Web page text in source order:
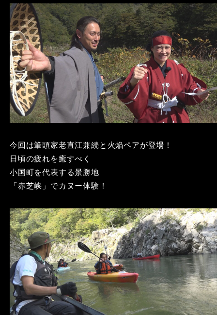
今回は筆頭家老直江兼続と火焔ペアが登場！
日頃の疲れを癒すべく
小国町を代表する景勝地
「赤芝峡」でカヌー体験！